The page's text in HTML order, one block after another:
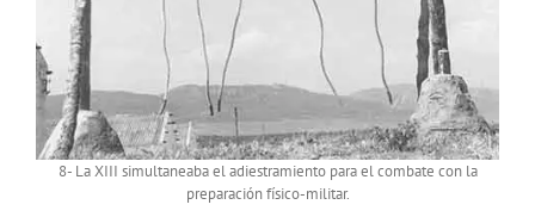
8- La XIII simultaneaba el adiestramiento para el combate con la
preparación físico-militar.